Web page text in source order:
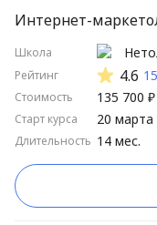
Интернет-
Школа
Рейтинг
Стоимость
Старт курса
Длительность
4.6
135 700 ₽
14 мес.
20 марта